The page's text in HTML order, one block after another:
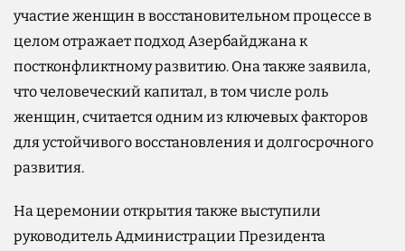
участие женщин в восстановительном процессе в
целом отражает подход Азербайджана к
постконфликтному развитию. Она также заявила,
что человеческий капитал, в том числе роль
женщин, считается одним из ключевых факторов
для устойчивого восстановления и долгосрочного
развития.
На церемонии открытия также выступили
руководитель Администрации Президента